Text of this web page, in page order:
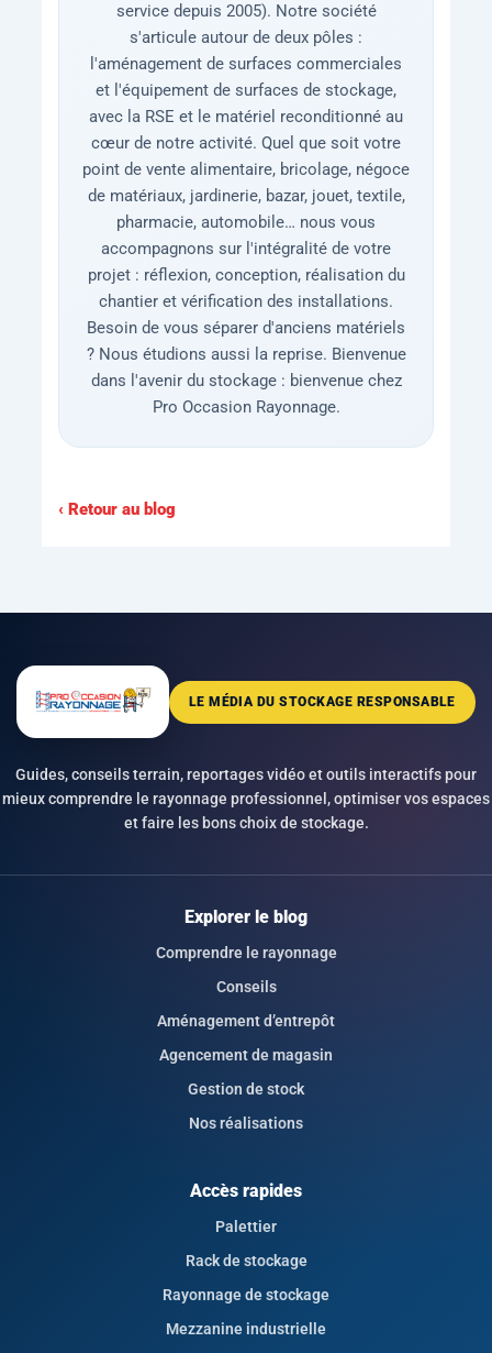
service depuis 2005). Notre société
s'articule autour de deux pôles :
l'aménagement de surfaces commerciales
et l'équipement de surfaces de stockage,
avec la RSE et le matériel reconditionné au
cœur de notre activité. Quel que soit votre
point de vente alimentaire, bricolage, négoce
de matériaux, jardinerie, bazar, jouet, textile,
pharmacie, automobile… nous vous
accompagnons sur l'intégralité de votre
projet : réflexion, conception, réalisation du
chantier et vérification des installations.
Besoin de vous séparer d'anciens matériels
? Nous étudions aussi la reprise. Bienvenue
dans l'avenir du stockage : bienvenue chez
Pro Occasion Rayonnage.
‹ Retour au blog
LE MÉDIA DU STOCKAGE RESPONSABLE
Guides, conseils terrain, reportages vidéo et outils interactifs pour
mieux comprendre le rayonnage professionnel, optimiser vos espaces
et faire les bons choix de stockage.
Explorer le blog
Comprendre le rayonnage
Conseils
Aménagement d’entrepôt
Agencement de magasin
Gestion de stock
Nos réalisations
Accès rapides
Palettier
Rack de stockage
Rayonnage de stockage
Mezzanine industrielle